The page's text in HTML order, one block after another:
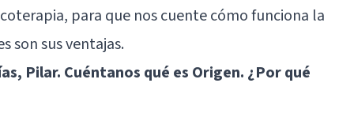
para que nos cuente cómo funciona la
son sus ventajas.
Pilar. Cuéntanos qué es Origen. ¿Por qué